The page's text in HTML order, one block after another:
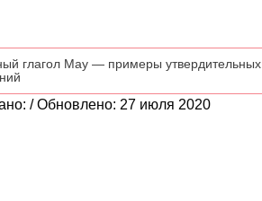
по записям
глагол May — примеры утвердительных
/ Обновлено: 27 июля 2020